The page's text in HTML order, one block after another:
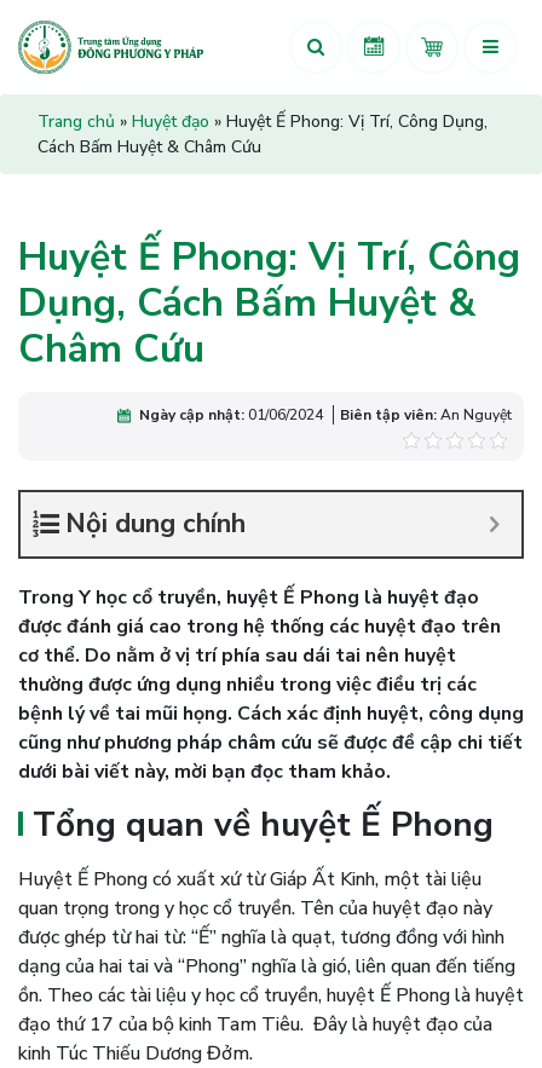
Trang chủ » Huyệt đạo » Huyệt Ế Phong: Vị Trí, Công Dụng,
Cách Bấm Huyệt & Châm Cứu
Huyệt Ế Phong: Vị Trí, Công
Dụng, Cách Bấm Huyệt &
Châm Cứu
Ngày cập nhật:01/06/2024 Biên tập viên:An Nguyệt
Nội dung chính
Trong Y học cổ truyền, huyệt Ế Phong là huyệt đạo
được đánh giá cao trong hệ thống các huyệt đạo trên
cơ thể. Do nằm ở vị trí phía sau dái tai nên huyệt
thường được ứng dụng nhiều trong việc điều trị các
bệnh lý về tai mũi họng. Cách xác định huyệt, công dụng
cũng như phương pháp châm cứu sẽ được đề cập chi tiết
dưới bài viết này, mời bạn đọc tham khảo.
Tổng quan về huyệt Ế Phong
Huyệt Ế Phong có xuất xứ từ Giáp Ất Kinh, một tài liệu
quan trọng trong y học cổ truyền. Tên của huyệt đạo này
được ghép từ hai từ: “Ế” nghĩa là quạt, tương đồng với hình
dạng của hai tai và “Phong” nghĩa là gió, liên quan đến tiếng
ồn. Theo các tài liệu y học cổ truyền, huyệt Ế Phong là huyệt
đạo thứ 17 của bộ kinh Tam Tiêu. Đây là huyệt đạo của
kinh Túc Thiếu Dương Đởm.